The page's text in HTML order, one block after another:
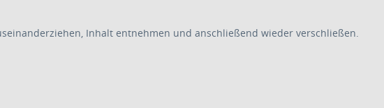
Inhalt entnehmen und anschließend wieder verschließen.